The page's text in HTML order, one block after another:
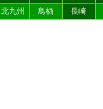
北九州 鳥栖 長崎